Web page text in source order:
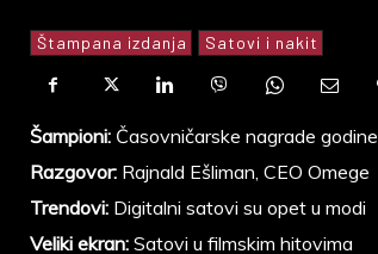
Štampana izdanja Satovi i nakit
Šampioni:Časovničarske nagrade godine
Razgovor:Rajnald Ešliman, CEO Omege
Trendovi:Digitalni satovi su opet u modi
Veliki ekran:Satovi u filmskim hitovima